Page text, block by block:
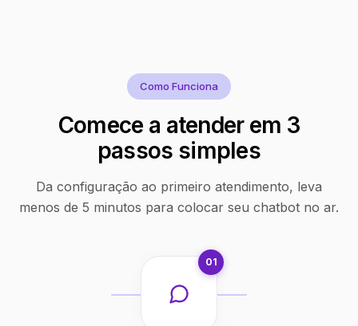
Como Funciona
Comece a atender em 3
passos simples
Da configuração ao primeiro atendimento, leva
menos de 5 minutos para colocar seu chatbot no ar.
01